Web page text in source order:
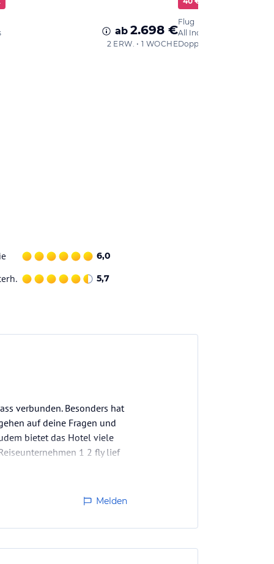
ab 2.698 €
2 ERW. • 1 WOCHE
Flug
All Inclusive Plus
Doppelzimmer
6,0
5,7
verbunden. Besonders hat
auf deine Fragen und
bietet das Hotel viele
1 2 fly lief
Melden